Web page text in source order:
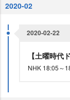
2020-02
2020-02-22
【土曜時代
NHK 18:05～